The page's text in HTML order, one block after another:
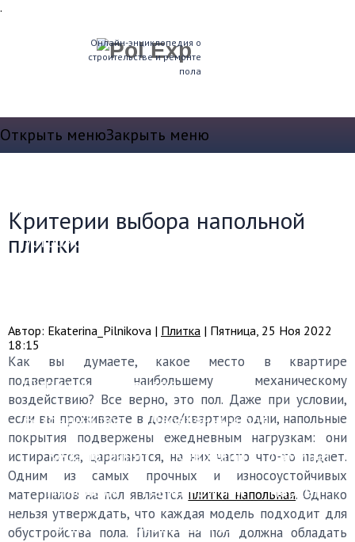
.
Онлайн-энциклопедия о
строительстве и ремонте
пола
Открыть менюЗакрыть меню
Устройство пола
Финишные покрытия
Бетонный пол
Деревянный пол
Керамогранит
Ковролин
Ламинат
Линолеум
Наливной пол
Паркет
Плитка
Пробковый пол
Критерии выбора напольной
плитки
Автор: Ekaterina_Pilnikova | Плитка | Пятница, 25 Ноя 2022
18:15
Как вы думаете, какое место в квартире
подвергается наибольшему механическому
воздействию? Все верно, это пол. Даже при условии,
если вы проживаете в доме/квартире одни, напольные
покрытия подвержены ежедневным нагрузкам: они
истираются, царапаются, на них часто что-то падает.
Одним из самых прочных и износоустойчивых
материалов на пол является плитка напольная. Однако
нельзя утверждать, что каждая модель подходит для
обустройства пола. Плитка на пол должна обладать